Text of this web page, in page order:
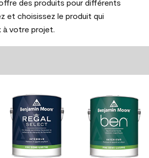
des produits pour différents
et choisissez le produit qui
à votre projet.